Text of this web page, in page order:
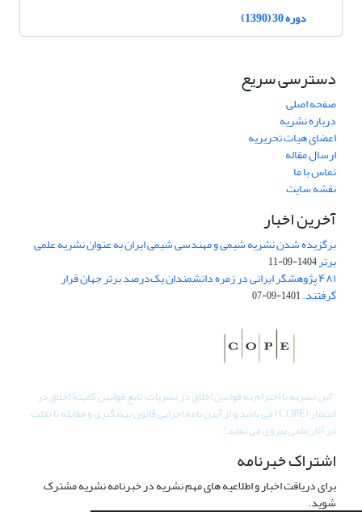
دوره 30 (1390)
دسترسی سریع
صفحه اصلی
درباره نشریه
اعضای هیات تحریریه
ارسال مقاله
تماس با ما
نقشه سایت
آخرین اخبار
برگزیده شدن نشریه شیمی و مهندسی شیمی ایران به عنوان نشریه علمی
برتر1404-09-11
۴۸۱ پژوهشگر ایرانی در زمره دانشمندان یک‌درصد برتر جهان قرار
گرفتند.1401-09-07
"این نشریه با احترام به قوانین اخلاق در نشریات، تابع قوانین کمیتۀ اخلاق در
انتشار (COPE) می باشد و از آیین نامه اجرایی قانون پیشگیری و مقابله با تقلب
در آثار علمی پیروی می نماید".
اشتراک خبرنامه
برای دریافت اخبار و اطلاعیه های مهم نشریه در خبرنامه نشریه مشترک
شوید.